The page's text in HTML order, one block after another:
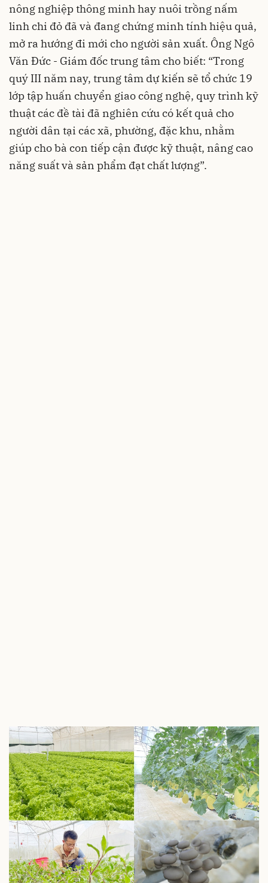
nông nghiệp thông minh hay nuôi trồng nấm
linh chi đỏ đã và đang chứng minh tính hiệu quả,
mở ra hướng đi mới cho người sản xuất. Ông Ngô
Văn Đức - Giám đốc trung tâm cho biết: “Trong
quý III năm nay, trung tâm dự kiến sẽ tổ chức 19
lớp tập huấn chuyển giao công nghệ, quy trình kỹ
thuật các đề tài đã nghiên cứu có kết quả cho
người dân tại các xã, phường, đặc khu, nhằm
giúp cho bà con tiếp cận được kỹ thuật, nâng cao
năng suất và sản phẩm đạt chất lượng”.